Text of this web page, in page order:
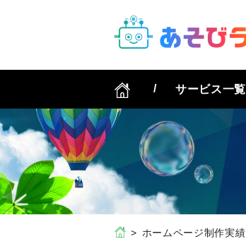
サービス一覧
ホームページ制作実績